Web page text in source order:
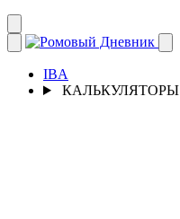
IBA
КАЛЬКУЛЯТОРЫ